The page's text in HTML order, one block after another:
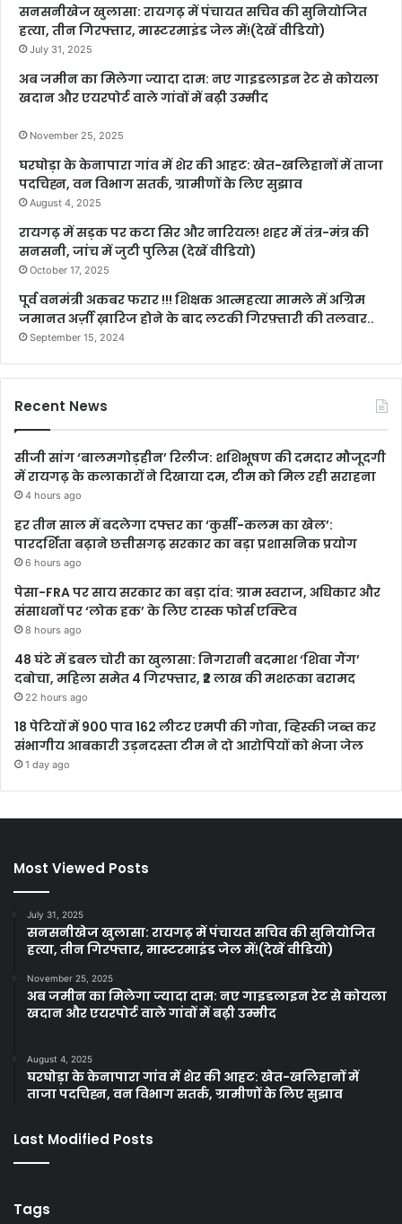
सनसनीखेज खुलासा: रायगढ़ में पंचायत सचिव की सुनियोजित
हत्या, तीन गिरफ्तार, मास्टरमाइंड जेल में!(देखें वीडियो)
July 31, 2025
अब जमीन का मिलेगा ज्यादा दाम: नए गाइडलाइन रेट से कोयला
खदान और एयरपोर्ट वाले गांवों में बढ़ी उम्मीद
November 25, 2025
घरघोड़ा के केनापारा गांव में शेर की आहट: खेत-खलिहानों में ताजा
पदचिह्न, वन विभाग सतर्क, ग्रामीणों के लिए सुझाव
August 4, 2025
रायगढ़ में सड़क पर कटा सिर और नारियल! शहर में तंत्र-मंत्र की
सनसनी, जांच में जुटी पुलिस (देखें वीडियो)
October 17, 2025
पूर्व वनमंत्री अकबर फरार !!! शिक्षक आत्महत्या मामले में अग्रिम
जमानत अर्ज़ी ख़ारिज होने के बाद लटकी गिरफ़्तारी की तलवार..
September 15, 2024
Recent News
सीजी सांग ‘बालमगोड़हीन’ रिलीज: शशिभूषण की दमदार मौजूदगी
में रायगढ़ के कलाकारों ने दिखाया दम, टीम को मिल रही सराहना
4 hours ago
हर तीन साल में बदलेगा दफ्तर का ‘कुर्सी-कलम का खेल’:
पारदर्शिता बढ़ाने छत्तीसगढ़ सरकार का बड़ा प्रशासनिक प्रयोग
6 hours ago
पेसा-FRA पर साय सरकार का बड़ा दांव: ग्राम स्वराज, अधिकार और
संसाधनों पर ‘लोक हक’ के लिए टास्क फोर्स एक्टिव
8 hours ago
48 घंटे में डबल चोरी का खुलासा: निगरानी बदमाश ‘शिवा गैंग’
दबोचा, महिला समेत 4 गिरफ्तार, ₹2 लाख की मशरूका बरामद
22 hours ago
18 पेटियों में 900 पाव 162 लीटर एमपी की गोवा, व्हिस्की जब्त कर
संभागीय आबकारी उड़नदस्ता टीम ने दो आरोपियों को भेजा जेल
1 day ago
Most Viewed Posts
July 31, 2025
सनसनीखेज खुलासा: रायगढ़ में पंचायत सचिव की सुनियोजित
हत्या, तीन गिरफ्तार, मास्टरमाइंड जेल में!(देखें वीडियो)
November 25, 2025
अब जमीन का मिलेगा ज्यादा दाम: नए गाइडलाइन रेट से कोयला
खदान और एयरपोर्ट वाले गांवों में बढ़ी उम्मीद
August 4, 2025
घरघोड़ा के केनापारा गांव में शेर की आहट: खेत-खलिहानों में
ताजा पदचिह्न, वन विभाग सतर्क, ग्रामीणों के लिए सुझाव
Last Modified Posts
Tags